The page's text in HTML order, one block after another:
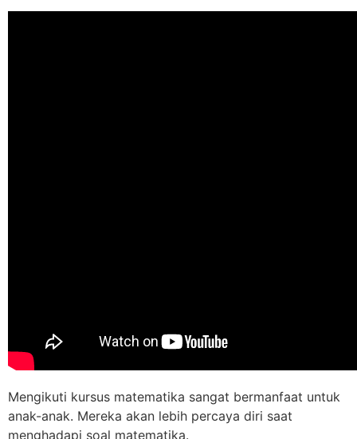
Mengikuti kursus matematika sangat bermanfaat untuk
anak-anak. Mereka akan lebih percaya diri saat
menghadapi soal matematika.